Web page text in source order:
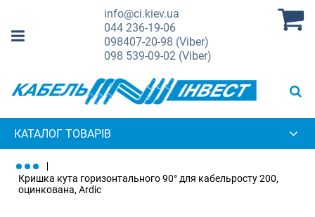
info@ci.kiev.ua
044236-19-06
098407-20-98 (Viber)
098 539-09-02 (Viber)
КАТАЛОГ ТОВАРІВ
Кришка кута горизонтального 90° для кабельросту 200,
оцинкована, Ardic